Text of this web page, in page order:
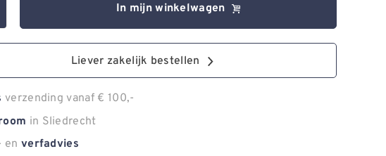
In mijn winkelwagen
Liever zakelijk bestellen
verzending vanaf € 100,-
in Sliedrecht
en verfadvies